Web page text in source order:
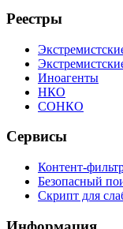
Реестры
Иноагенты
НКО
СОНКО
Сервисы
Контент-
Безопасный
Скрипт для